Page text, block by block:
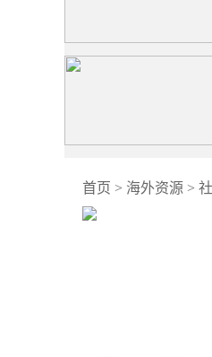
首页 > 海外资源 >